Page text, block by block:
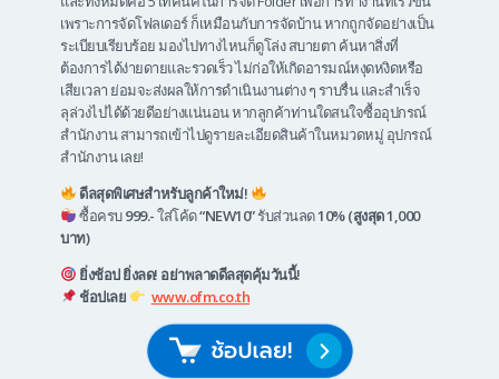
เพราะการจัดโฟลเดอร์ ก็เหมือนกับการจัดบ้าน หากถูกจัดอย่างเป็น
ระเบียบเรียบร้อย มองไปทางไหนก็ดูโล่ง สบายตา ค้นหาสิ่งที่
ต้องการได้ง่ายดายและรวดเร็ว ไม่ก่อให้เกิดอารมณ์หงุดหงิดหรือ
เสียเวลา ย่อมจะส่งผลให้การดำเนินงานต่าง ๆ ราบรื่น และสำเร็จ
ลุล่วงไปได้ด้วยดีอย่างแน่นอน หากลูกค้าท่านใดสนใจซื้ออุปกรณ์
สำนักงาน สามารถเข้าไปดูรายละเอียดสินค้าในหมวดหมู่ อุปกรณ์
สำนักงาน เลย!
ดีลสุดพิเศษสำหรับลูกค้าใหม่!
ซื้อครบ999.-ใส่โค้ด“NEW10”รับส่วนลด10% (สูงสุด 1,000
บาท)
ยิ่งช้อป ยิ่งลด! อย่าพลาดดีลสุดคุ้มวันนี้!
ช้อปเลย
www.ofm.co.th